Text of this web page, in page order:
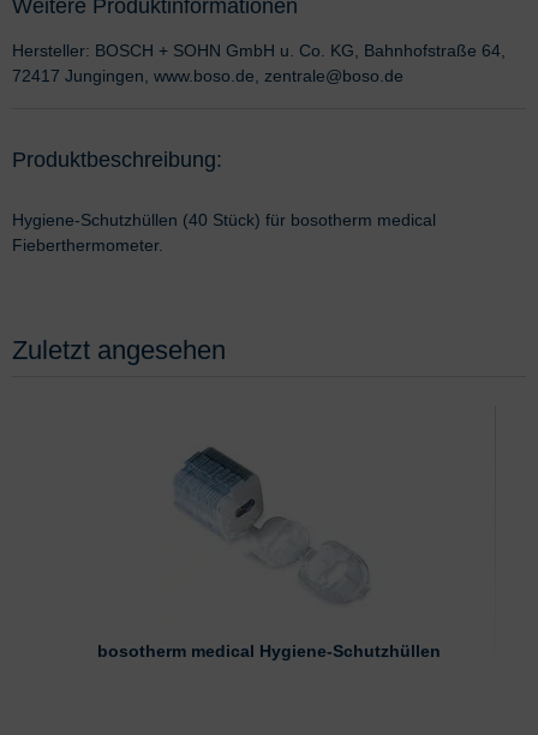
Weitere Produktinformationen
Hersteller: BOSCH + SOHN GmbH u. Co. KG, Bahnhofstraße 64,
72417 Jungingen, www.boso.de, zentrale@boso.de
Produktbeschreibung:
Hygiene-Schutzhüllen (40 Stück) für bosotherm medical
Fieberthermometer.
Zuletzt angesehen
bosotherm medical Hygiene-Schutzhüllen